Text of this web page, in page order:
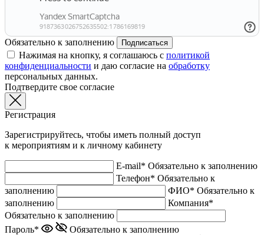
Обязательно к заполнению Подписаться
Нажимая на кнопку, я соглашаюсь с политикой
конфиденциальности и даю согласие на обработку
персональных данных.
Подтвердите свое согласие
Регистрация
Зарегистрируйтесь, чтобы иметь полный доступ
к мероприятиям и к личному кабинету
E-mail* Обязательно к заполнению
Телефон* Обязательно к
заполнению
ФИО* Обязательно к
заполнению
Компания*
Обязательно к заполнению
Пароль*
Обязательно к заполнению